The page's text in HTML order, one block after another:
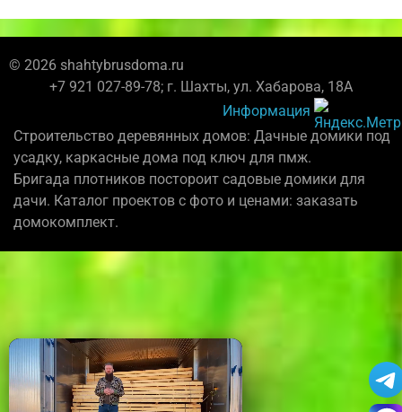
© 2026 shahtybrusdoma.ru
+7 921 027-89-78; г. Шахты, ул. Хабарова, 18А
Информация
Строительство деревянных домов: Дачные домики под
усадку, каркасные дома под ключ для пмж.
Бригада плотников постороит садовые домики для
дачи. Каталог проектов с фото и ценами: заказать
домокомплект.